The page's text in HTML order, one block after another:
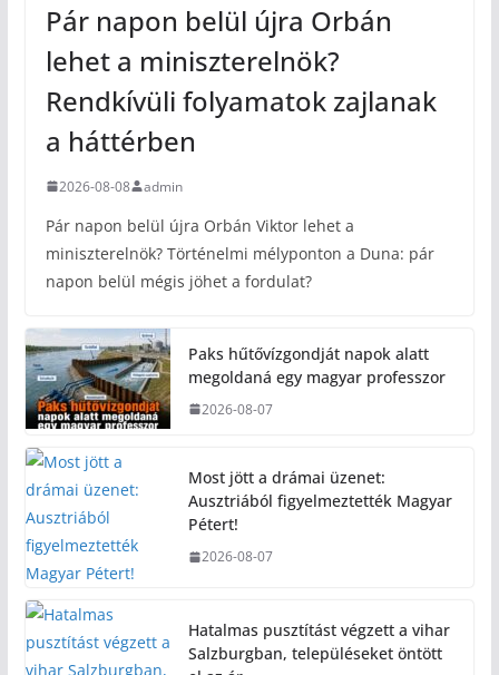
Pár napon belül újra Orbán
lehet a miniszterelnök?
Rendkívüli folyamatok zajlanak
a háttérben
2026-08-08 admin
Pár napon belül újra Orbán Viktor lehet a
miniszterelnök? Történelmi mélyponton a Duna: pár
napon belül mégis jöhet a fordulat?
Paks hűtővízgondját napok alatt
megoldaná egy magyar professzor
2026-08-07
Most jött a drámai üzenet:
Ausztriából figyelmeztették Magyar
Pétert!
2026-08-07
Hatalmas pusztítást végzett a vihar
Salzburgban, településeket öntött